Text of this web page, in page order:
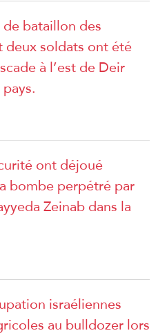
bataillon des
soldats ont été
à l’est de Deir
ont déjoué
bombe perpétré par
Zeinab dans la
israéliennes
au bulldozer lors